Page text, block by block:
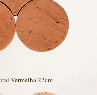
Vermelha 22cm